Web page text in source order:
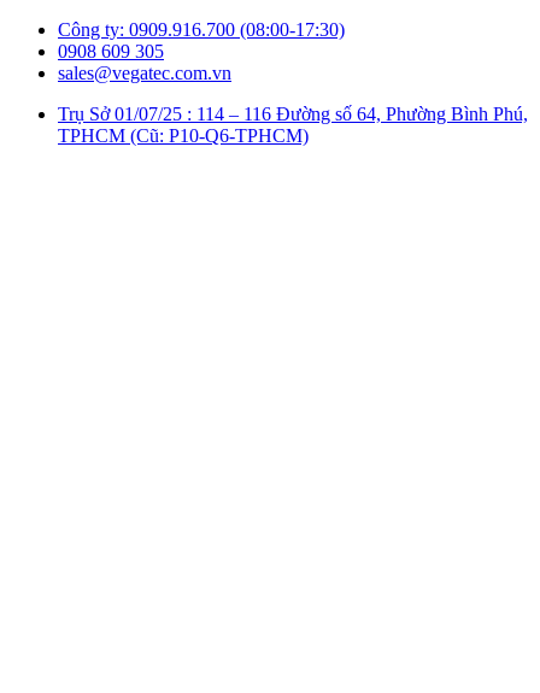
Công ty: 0909.916.700 (08:00-17:30)
0908 609 305
sales@vegatec.com.vn
Trụ Sở 01/07/25 : 114 – 116 Đường số 64, Phường Bình Phú,
TPHCM (Cũ: P10-Q6-TPHCM)